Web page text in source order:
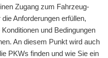
Zugang zum Fahrzeug-
Anforderungen erfüllen,
und Bedingungen
An diesem Punkt wird auch
PKWs finden und wie Sie ein